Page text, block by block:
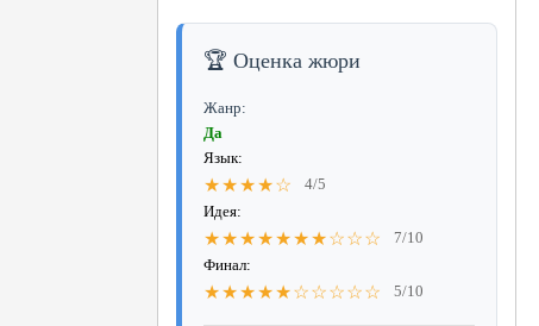
🏆 Оценка жюри
Жанр:
Да
Язык:
★★★★☆
4/5
Идея:
★★★★★★★☆☆☆
7/10
Финал:
★★★★★☆☆☆☆☆ 5/10